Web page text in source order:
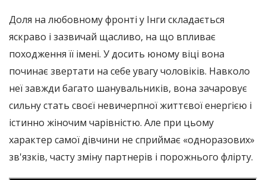
Доля на любовному фронті у Інги складається
яскраво і зазвичай щасливо, на що впливає
походження її імені. У досить юному віці вона
починає звертати на себе увагу чоловіків. Навколо
неї завжди багато шанувальників, вона зачаровує
сильну стать своєї невичерпної життєвої енергією і
істинно жіночим чарівністю. Але при цьому
характер самої дівчини не сприймає «одноразових»
зв'язків, часту зміну партнерів і порожнього флірту.